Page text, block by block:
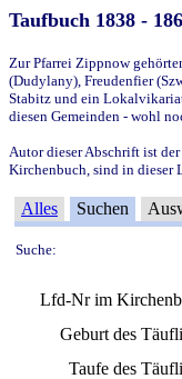
Taufbuch 1838 -
Zur Pfarrei Zippnow
(Dudylany), Freudenfier
Stabitz und ein
diesen Gemeinden - wohl
Autor dieser Abschrift ist
Kirchenbuch, sind in dieser
Alles Suchen
Suche:
Lfd-Nr im
Geburt des
Taufe des